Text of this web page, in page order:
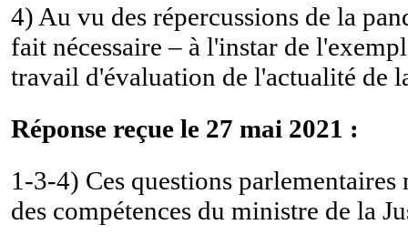
4) Au vu des répercussions de la
fait nécessaire – à l'instar de
travail d'évaluation de l'actualité de
Réponse reçue le 27 mai 2021 :
1-3-4) Ces questions parlementaires
des compétences du ministre de la